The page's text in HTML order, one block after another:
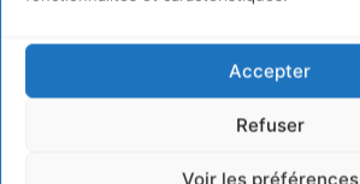
Accepter
Refuser
Voir les préférences